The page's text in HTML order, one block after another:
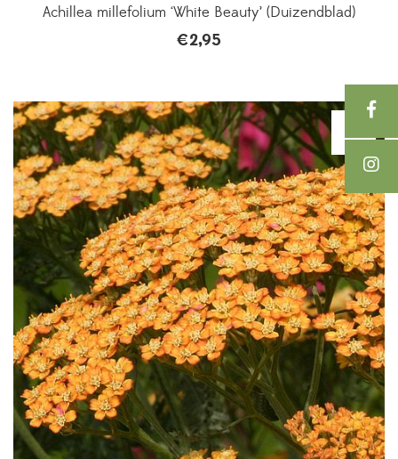
Achillea millefolium ‘White Beauty’ (Duizendblad)
€2,95